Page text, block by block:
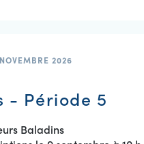
2026
- Période 5
Baladins